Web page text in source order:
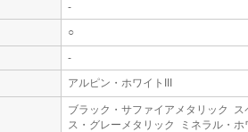
-
○
-
アルピン・ホワイトIII
ブラック・サファイアメタリック ス
ス・グレーメタリック ミネラル・ホ